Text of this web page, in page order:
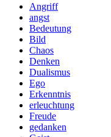
Angriff
angst
Bedeutung
Bild
Chaos
Denken
Dualismus
Ego
Erkenntnis
erleuchtung
Freude
gedanken